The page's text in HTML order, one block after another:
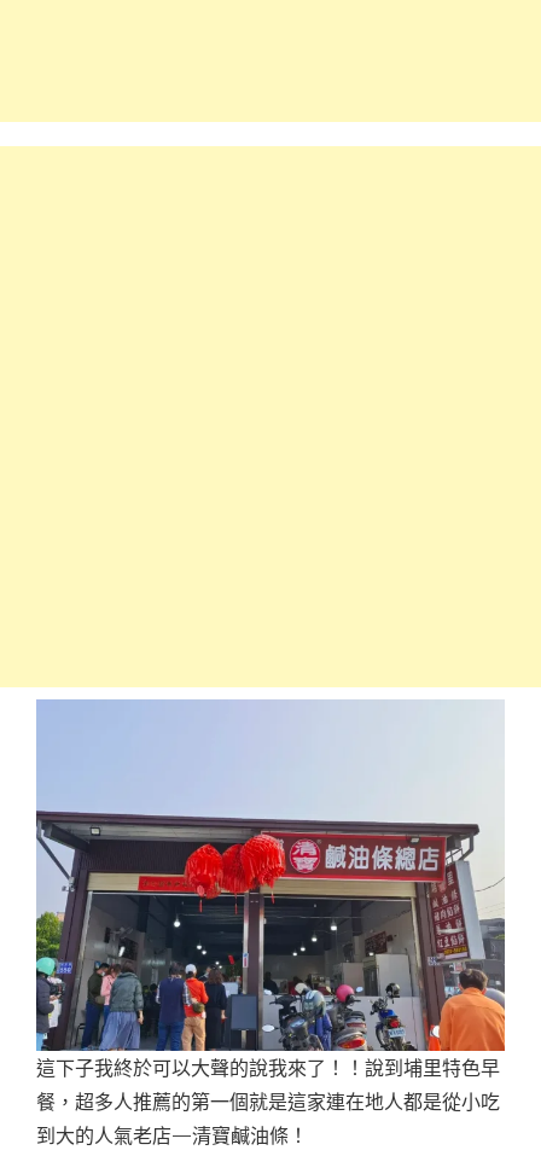
這下子我終於可以大聲的說我來了！！說到埔里特色早
餐，超多人推薦的第一個就是這家連在地人都是從小吃
到大的人氣老店—清寶鹹油條！